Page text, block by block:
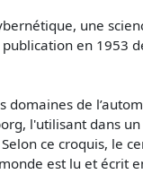
une
en 1953
de
l'utilisant dans
ce croquis, le
est lu et écrit